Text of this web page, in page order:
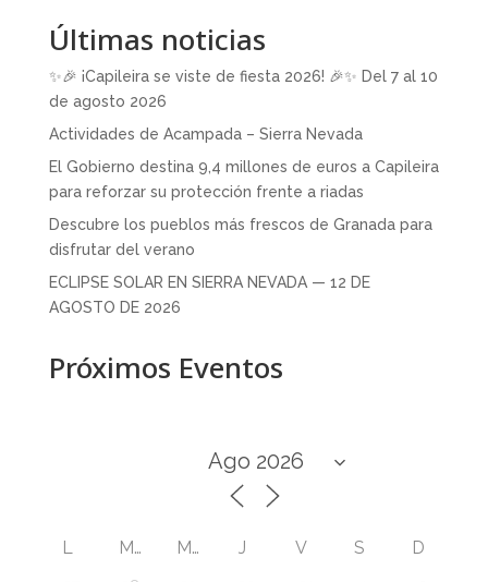
Últimas noticias
✨🎉 ¡Capileira se viste de fiesta 2026! 🎉✨ Del 7 al 10
de agosto 2026
Actividades de Acampada – Sierra Nevada
El Gobierno destina 9,4 millones de euros a Capileira
para reforzar su protección frente a riadas
Descubre los pueblos más frescos de Granada para
disfrutar del verano
ECLIPSE SOLAR EN SIERRA NEVADA — 12 DE
AGOSTO DE 2026
Próximos Eventos
L M M J V S D